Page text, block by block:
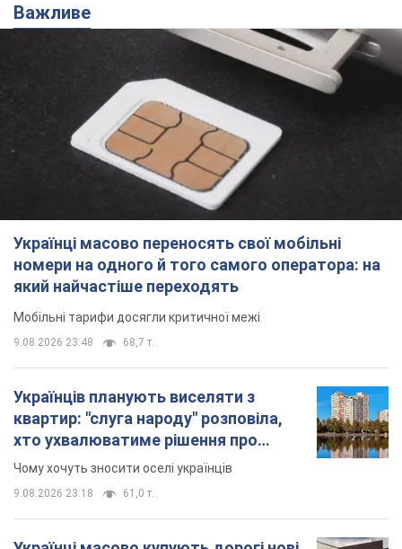
Українці масово переносять свої мобільні
номери на одного й того самого оператора: на
який найчастіше переходять
Мобільні тарифи досягли критичної межі
68,7 т.
Українців планують виселяти з
квартир: "слуга народу" розповіла,
хто ухвалюватиме рішення про
знесення будинків
Чому хочуть зносити оселі українців
9.08.2026 23:18 61,0 т.
Українці масово купують дорогі нові
авто: скільки коштує
найпопулярніша модель
Які марки автомобілів воліють купувати